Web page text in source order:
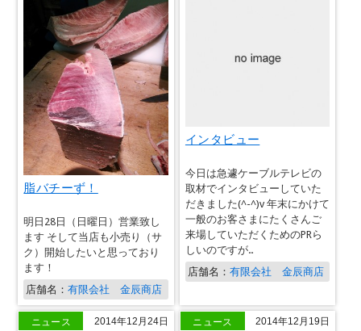
脂バチーず！
明日28日（日曜日）営業致し
ます そして当店も小売り（サ
ク）開始したいと思っており
ます！
店舗名：有限会社 金辰商店
インタビュー
今日は急遽ケーブルテレビの
取材でインタビューしていた
だきました(^-^)v 年末にかけて
一般のお客さまにたくさんご
来場していただくためのPRら
しいのですが…
店舗名： 有限会社 金辰商店
ニュース 2014年12月24日 ニュース 2014年12月19日